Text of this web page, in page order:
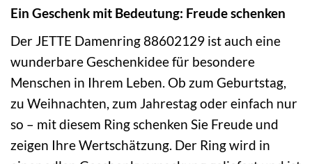
Ein Geschenk mit Bedeutung: Freude schenken
Der JETTE Damenring 88602129 ist auch eine
wunderbare Geschenkidee für besondere
Menschen in Ihrem Leben. Ob zum Geburtstag,
zu Weihnachten, zum Jahrestag oder einfach nur
so – mit diesem Ring schenken Sie Freude und
zeigen Ihre Wertschätzung. Der Ring wird in